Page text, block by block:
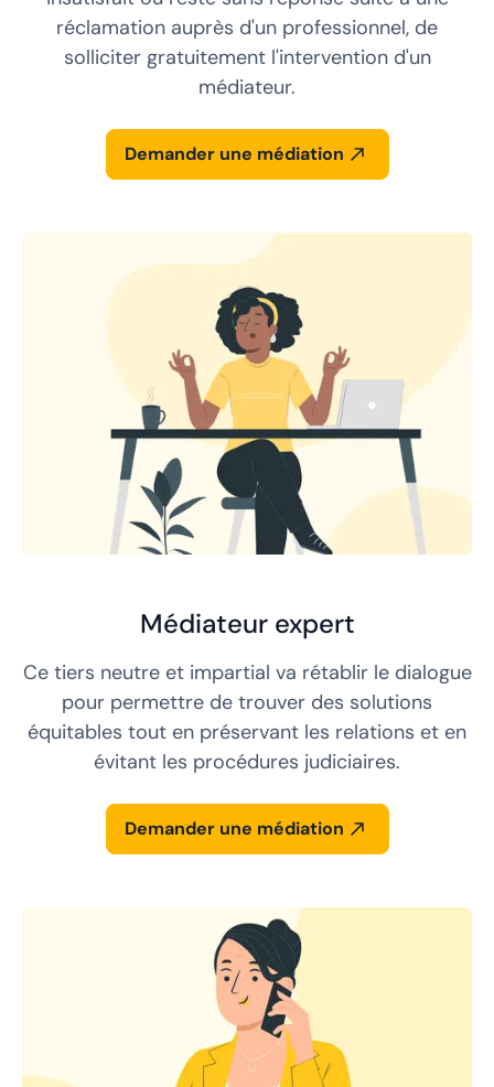
réclamation auprès d'un professionnel, de
solliciter gratuitement l'intervention d'un
médiateur.
Demander une médiation
Médiateur expert
Ce tiers neutre et impartial va rétablir le dialogue
pour permettre de trouver des solutions
équitables tout en préservant les relations et en
évitant les procédures judiciaires.
Demander une médiation